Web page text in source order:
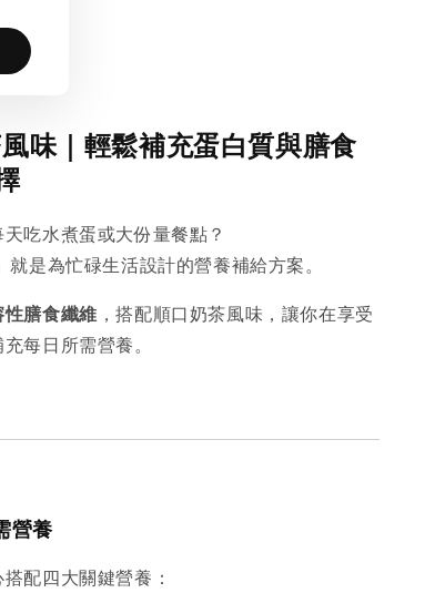
味｜輕鬆補充蛋白質與膳食
吃水煮蛋或大份量餐點？
就是為忙碌生活設計的營養補給方案。
膳食纖維 ，搭配順口奶茶風味，讓你在享受
每日所需營養。
營養
配四大關鍵營養：